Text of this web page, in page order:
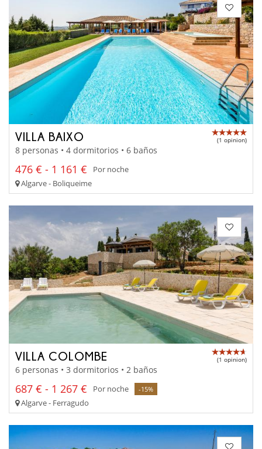
VILLA BAIXO (1 opinion)
8 personas • 4 dormitorios • 6 baños
476 € - 1 161 €
Por noche
Algarve - Boliqueime
VILLA COLOMBE (1 opinion)
6 personas • 3 dormitorios • 2 baños
687 € - 1 267 € Por noche -15%
Algarve - Ferragudo